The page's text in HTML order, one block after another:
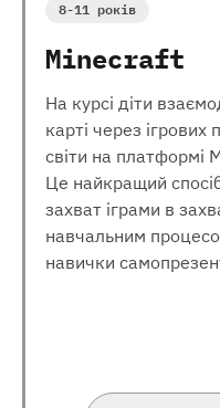
8-11 років
Minecraft
На курсі діти
карті через
світи на платформі
Це найкращий
захват іграми в
навчальним
навички